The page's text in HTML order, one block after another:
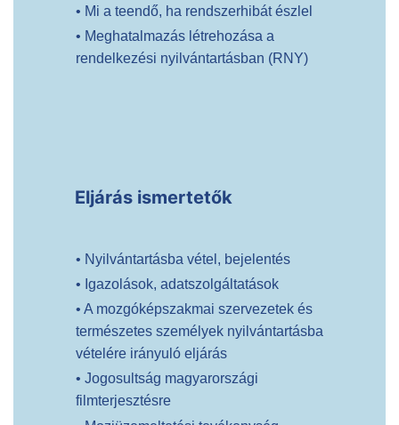
• Mi a teendő, ha rendszerhibát észlel
• Meghatalmazás létrehozása a
rendelkezési nyilvántartásban (RNY)
Eljárás ismertetők
• Nyilvántartásba vétel, bejelentés
• Igazolások, adatszolgáltatások
• A mozgóképszakmai szervezetek és
természetes személyek nyilvántartásba
vételére irányuló eljárás
• Jogosultság magyarországi
filmterjesztésre